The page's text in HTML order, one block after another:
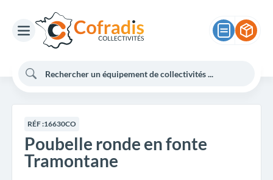
RÉF :16630CO
Poubelle ronde en fonte
Tramontane